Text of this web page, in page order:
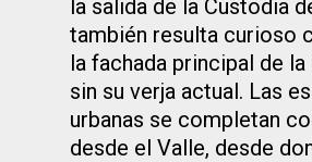
la salida de la Custodia
también resulta curioso
la fachada principal de la
sin su verja actual. Las
urbanas se completan
desde el Valle, desde